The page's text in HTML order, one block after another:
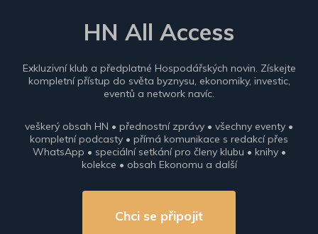
HN All Access
Exkluzivní klub a předplatné Hospodářských novin. Získejte
kompletní přístup do světa byznysu, ekonomiky, investic,
eventů a network navíc.
veškerý obsah HN • přednostní zprávy • všechny eventy •
kompletní podcasty • přímá komunikace s redakcí přes
WhatsApp • speciální setkání pro členy klubu • knihy •
kolekce • obsah Ekonomu a další
Chci se připojit